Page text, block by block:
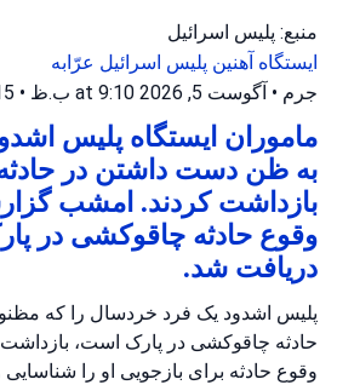
منبع: پلیس اسرائیل
ایستگاه آهنین پلیس اسرائیل عرّابه
جرم • آگوست 5, 2026 at 9:10 ب.ظ •
15
ماموران ایستگاه پلیس
به ظن دست داشتن در
بازداشت کردند. امشب
وقوع حادثه چاقوکشی در
دریافت شد.
پلیس اشدود یک فرد خردسال را که
حادثه چاقوکشی در پارک است،
وقوع حادثه برای بازجویی او را